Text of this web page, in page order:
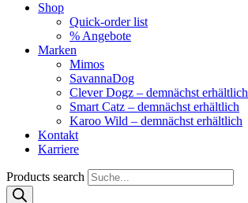
Shop
Quick-order list
% Angebote
Marken
Mimos
SavannaDog
Clever Dogz – demnächst erhältlich
Smart Catz – demnächst erhältlich
Karoo Wild – demnächst erhältlich
Kontakt
Karriere
Products search